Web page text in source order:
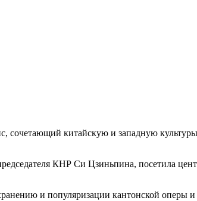
сочетающий китайскую и западную
КНР Си Цзиньпина, посетила
и популяризации кантонской оперы